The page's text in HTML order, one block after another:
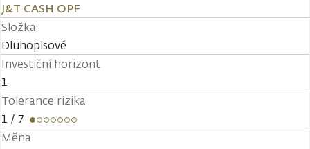
J&T CASH OPF
Složka
Dluhopisové
Investiční horizont
1
Tolerance rizika
1 / 7
Měna